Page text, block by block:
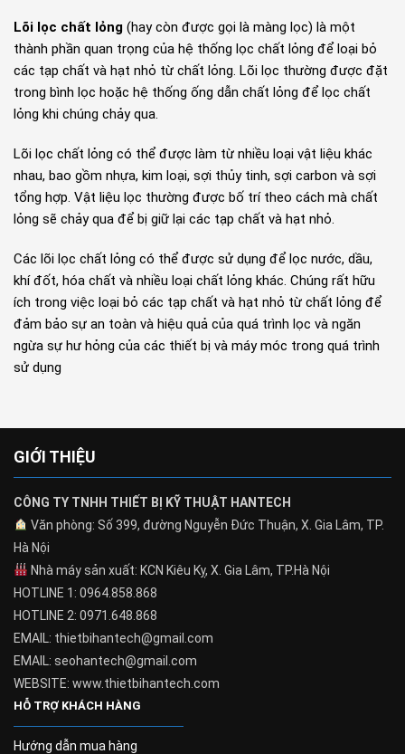
Lõi lọc chất lỏng (hay còn được gọi là màng lọc) là một
thành phần quan trọng của hệ thống lọc chất lỏng để loại bỏ
các tạp chất và hạt nhỏ từ chất lỏng. Lõi lọc thường được đặt
trong bình lọc hoặc hệ thống ống dẫn chất lỏng để lọc chất
lỏng khi chúng chảy qua.
Lõi lọc chất lỏng có thể được làm từ nhiều loại vật liệu khác
nhau, bao gồm nhựa, kim loại, sợi thủy tinh, sợi carbon và sợi
tổng hợp. Vật liệu lọc thường được bố trí theo cách mà chất
lỏng sẽ chảy qua để bị giữ lại các tạp chất và hạt nhỏ.
Các lõi lọc chất lỏng có thể được sử dụng để lọc nước, dầu,
khí đốt, hóa chất và nhiều loại chất lỏng khác. Chúng rất hữu
ích trong việc loại bỏ các tạp chất và hạt nhỏ từ chất lỏng để
đảm bảo sự an toàn và hiệu quả của quá trình lọc và ngăn
ngừa sự hư hỏng của các thiết bị và máy móc trong quá trình
sử dụng
GIỚI THIỆU
CÔNG TY TNHH THIẾT BỊ KỸ THUẬT HANTECH
Văn phòng: Số 399, đường Nguyễn Đức Thuận, X. Gia Lâm, TP.
Hà Nội
Nhà máy sản xuất: KCN Kiêu Kỵ, X. Gia Lâm, TP.Hà Nội
HOTLINE 1: 0964.858.868
HOTLINE 2: 0971.648.868
EMAIL: thietbihantech@gmail.com
EMAIL: seohantech@gmail.com
WEBSITE: www.thietbihantech.com
HỖ TRỢ KHÁCH HÀNG
Hướng dẫn mua hàng